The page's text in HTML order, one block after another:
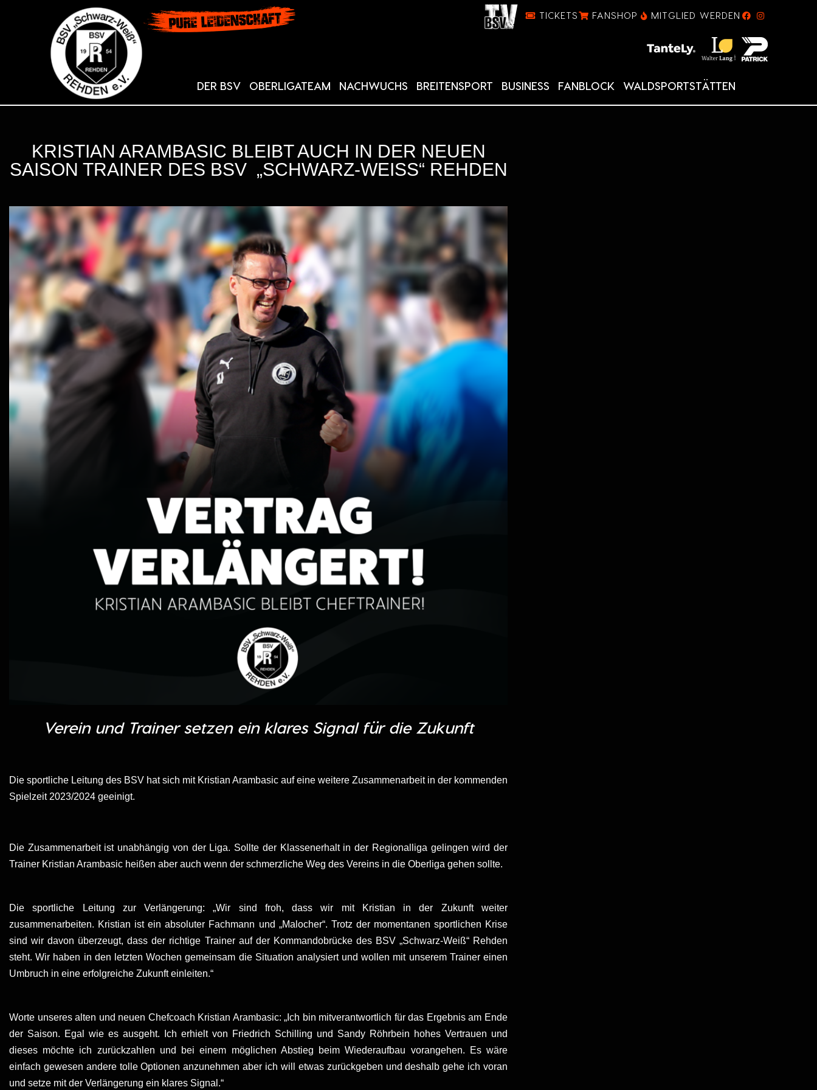
TICKETS FANSHOP MITGLIED WERDEN
DER BSV OBERLIGATEAM NACHWUCHS BREITENSPORT BUSINESS FANBLOCK WALDSPORTSTÄTTEN
KRISTIAN ARAMBASIC BLEIBT AUCH IN DER NEUEN
SAISON TRAINER DES BSV „SCHWARZ-WEISS“ REHDEN
Verein und Trainer setzen ein klares Signal für die Zukunft
Die sportliche Leitung des BSV hat sich mit Kristian Arambasic auf eine weitere Zusammenarbeit in der kommenden
Spielzeit 2023/2024 geeinigt.
Die Zusammenarbeit ist unabhängig von der Liga. Sollte der Klassenerhalt in der Regionalliga gelingen wird der
Trainer Kristian Arambasic heißen aber auch wenn der schmerzliche Weg des Vereins in die Oberliga gehen sollte.
Die sportliche Leitung zur Verlängerung: „Wir sind froh, dass wir mit Kristian in der Zukunft weiter
zusammenarbeiten. Kristian ist ein absoluter Fachmann und „Malocher“. Trotz der momentanen sportlichen Krise
sind wir davon überzeugt, dass der richtige Trainer auf der Kommandobrücke des BSV „Schwarz-Weiß“ Rehden
steht. Wir haben in den letzten Wochen gemeinsam die Situation analysiert und wollen mit unserem Trainer einen
Umbruch in eine erfolgreiche Zukunft einleiten.“
Worte unseres alten und neuen Chefcoach Kristian Arambasic: „Ich bin mitverantwortlich für das Ergebnis am Ende
der Saison. Egal wie es ausgeht. Ich erhielt von Friedrich Schilling und Sandy Röhrbein hohes Vertrauen und
dieses möchte ich zurückzahlen und bei einem möglichen Abstieg beim Wiederaufbau vorangehen. Es wäre
einfach gewesen andere tolle Optionen anzunehmen aber ich will etwas zurückgeben und deshalb gehe ich voran
und setze mit der Verlängerung ein klares Signal.“